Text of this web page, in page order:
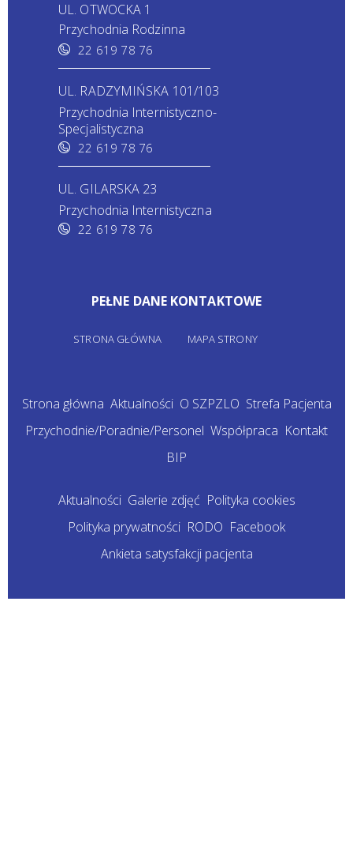
UL. OTWOCKA 1
Przychodnia Rodzinna
22 619 78 76
UL. RADZYMIŃSKA 101/103
Przychodnia Internistyczno-
Specjalistyczna
22 619 78 76
UL. GILARSKA 23
Przychodnia Internistyczna
22 619 78 76
PEŁNE DANE KONTAKTOWE
STRONA GŁÓWNA MAPA STRONY
Strona główna Aktualności O SZPZLO Strefa Pacjenta
Przychodnie/Poradnie/Personel Współpraca Kontakt
BIP
Aktualności Galerie zdjęć Polityka cookies
Polityka prywatności RODO Facebook
Ankieta satysfakcji pacjenta